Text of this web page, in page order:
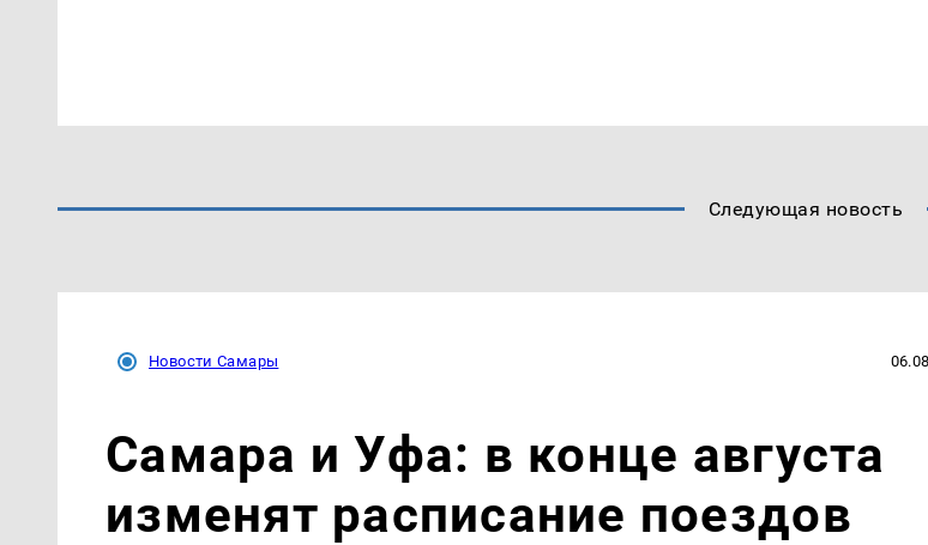
Следующая новость
Новости Самары
Самара и Уфа: в конце августа
изменят расписание поездов